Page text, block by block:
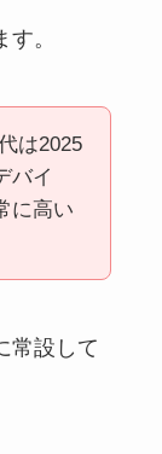
。
は2025
バイ
に高い
常設して